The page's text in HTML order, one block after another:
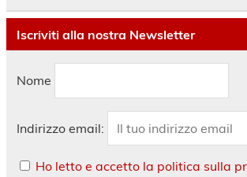
Iscriviti alla nostra Newsletter
Nome
Indirizzo email:
Ho letto e accetto la politica sulla